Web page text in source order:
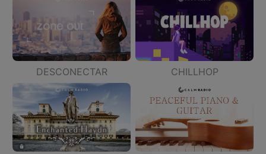
DESCONECTAR CHILLHOP